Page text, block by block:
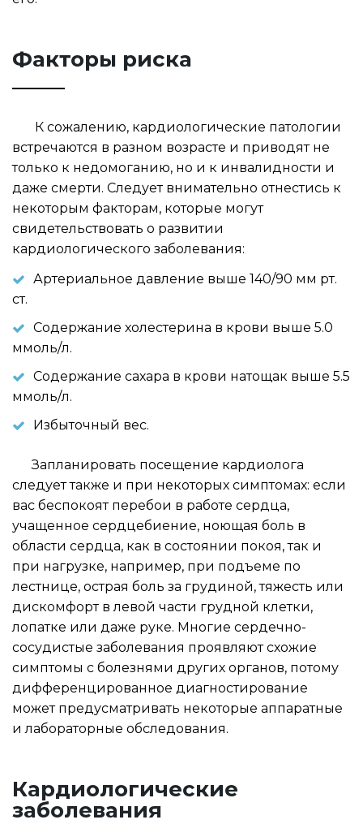
Факторы риска
К сожалению, кардиологические патологии
встречаются в разном возрасте и приводят не
только к недомоганию, но и к инвалидности и
даже смерти. Следует внимательно отнестись к
некоторым факторам, которые могут
свидетельствовать о развитии
кардиологического заболевания:
Артериальное давление выше 140/90 мм рт.
ст.
Содержание холестерина в крови выше 5.0
ммоль/л.
Содержание сахара в крови натощак выше 5.5
ммоль/л.
Избыточный вес.
Запланировать посещение кардиолога
следует также и при некоторых симптомах: если
вас беспокоят перебои в работе сердца,
учащенное сердцебиение, ноющая боль в
области сердца, как в состоянии покоя, так и
при нагрузке, например, при подъеме по
лестнице, острая боль за грудиной, тяжесть или
дискомфорт в левой части грудной клетки,
лопатке или даже руке. Многие сердечно-
сосудистые заболевания проявляют схожие
симптомы с болезнями других органов, потому
дифференцированное диагностирование
может предусматривать некоторые аппаратные
и лабораторные обследования.
Кардиологические
заболевания